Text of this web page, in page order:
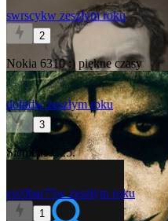
swrscykw zeszłym roku
2
Nokia 6310 :) piękne czasy
dolitdw zeszłym roku
3
Siemens C25.
esc0bar75w zeszłym roku
1